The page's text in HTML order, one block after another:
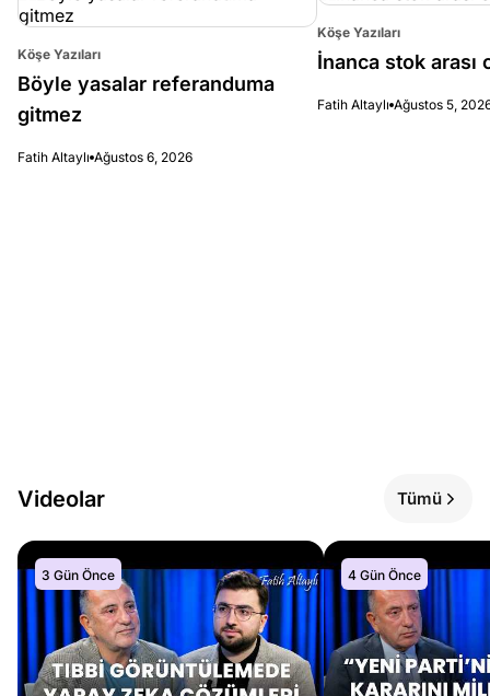
Köşe Yazıları
Böyle yasalar referanduma
gitmez
Fatih Altaylı Ağustos 6, 2026
Köşe Yazıları
İnanca stok arası
Fatih Altaylı Ağustos 5,
Videolar Tümü
3 Gün Önce 4 Gün Önce